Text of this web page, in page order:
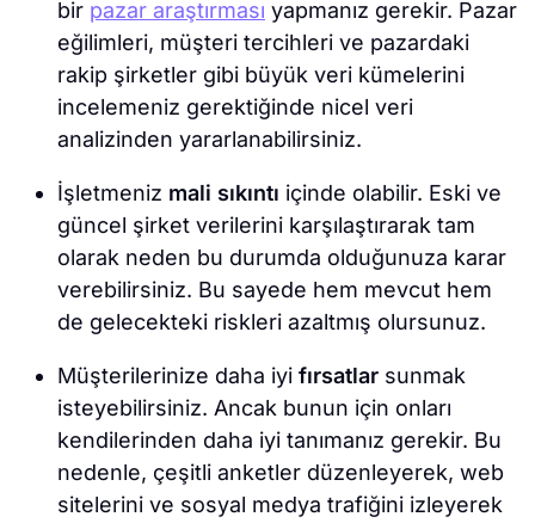
bir pazar araştırması yapmanız gerekir. Pazar
eğilimleri, müşteri tercihleri ve pazardaki
rakip şirketler gibi büyük veri kümelerini
incelemeniz gerektiğinde nicel veri
analizinden yararlanabilirsiniz.
İşletmeniz mali sıkıntı içinde olabilir. Eski ve
güncel şirket verilerini karşılaştırarak tam
olarak neden bu durumda olduğunuza karar
verebilirsiniz. Bu sayede hem mevcut hem
de gelecekteki riskleri azaltmış olursunuz.
Müşterilerinize daha iyi fırsatlar sunmak
isteyebilirsiniz. Ancak bunun için onları
kendilerinden daha iyi tanımanız gerekir. Bu
nedenle, çeşitli anketler düzenleyerek, web
sitelerini ve sosyal medya trafiğini izleyerek